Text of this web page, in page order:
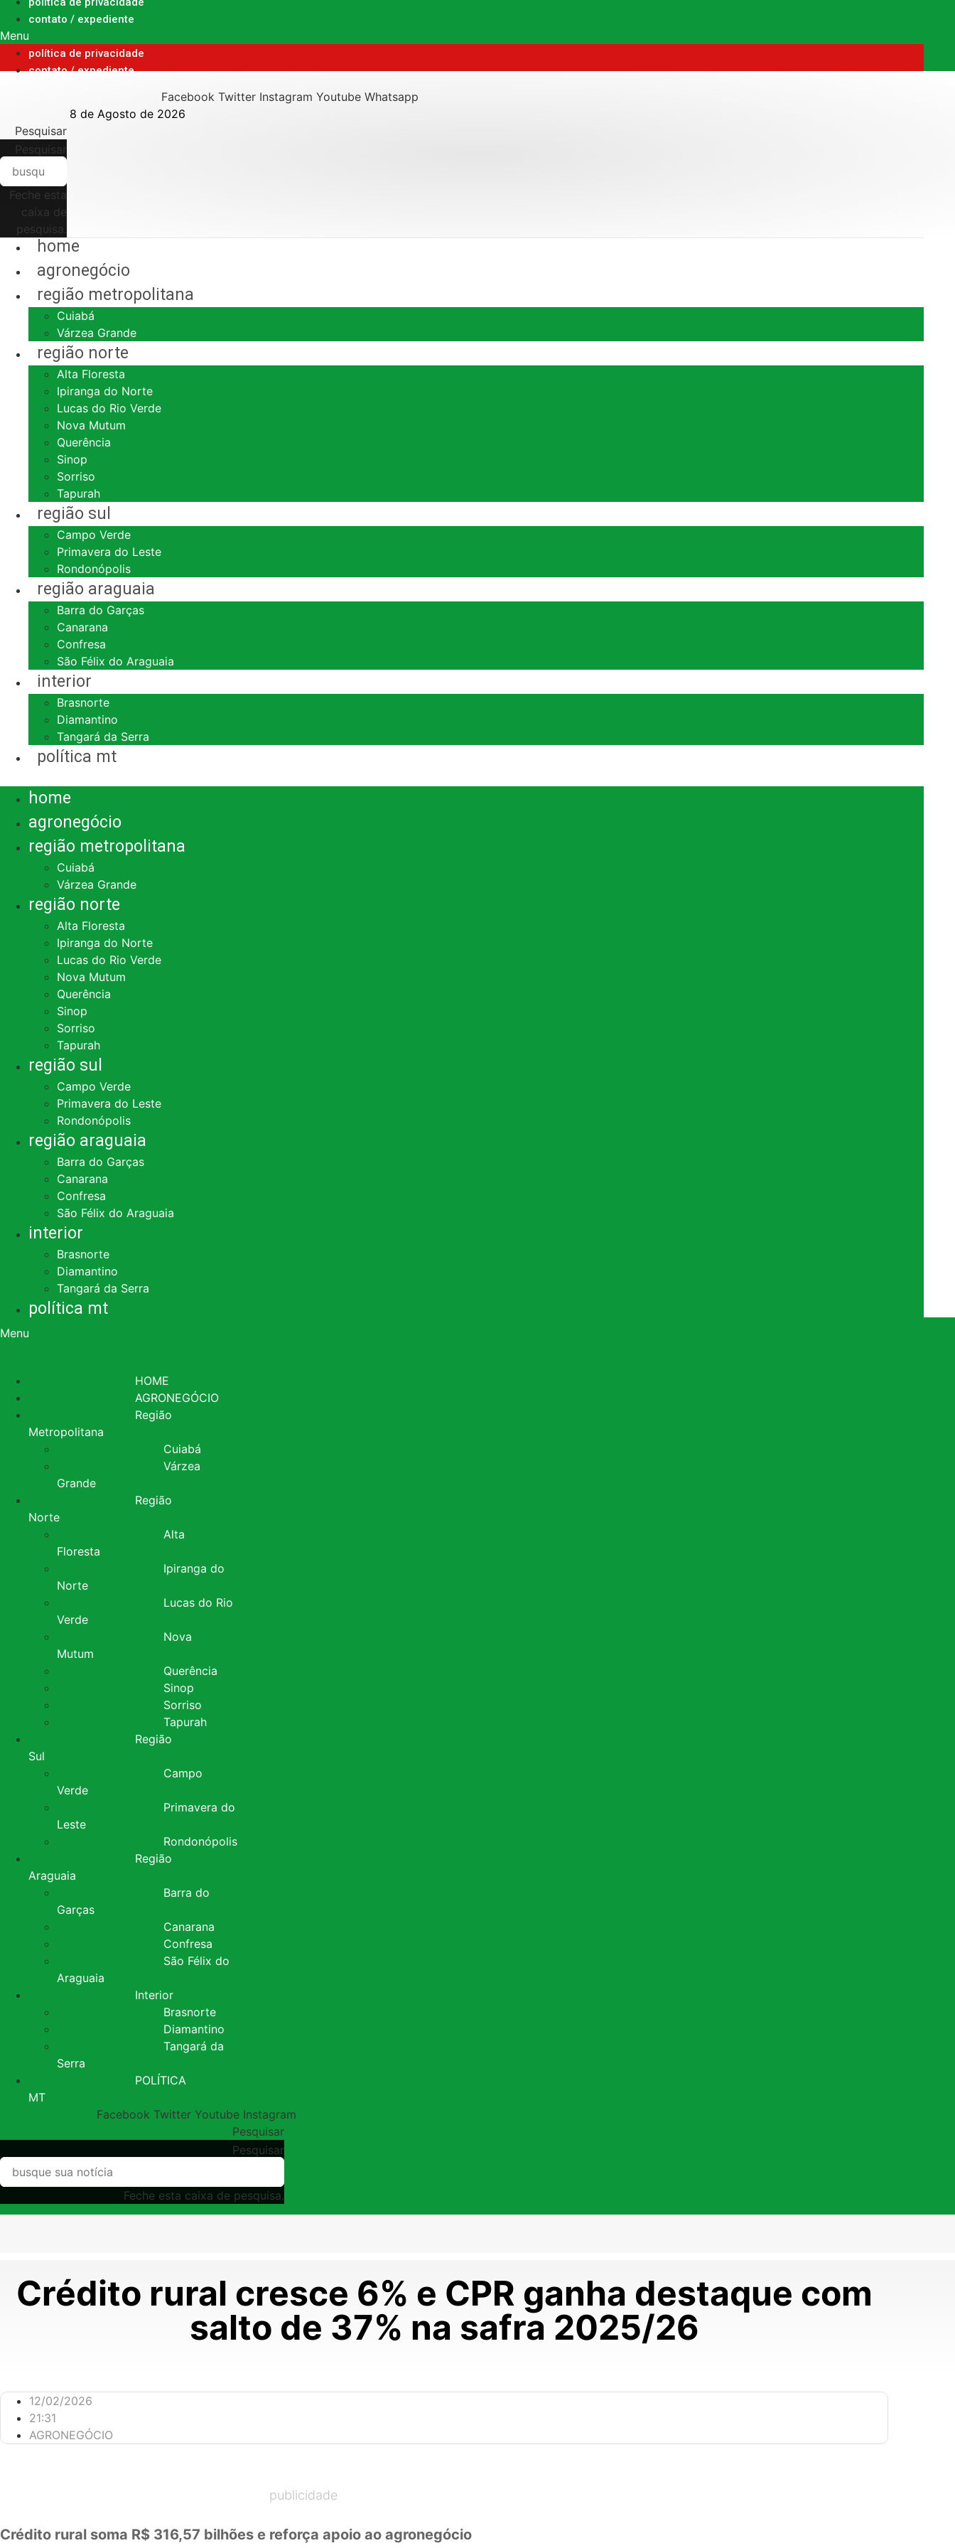
para
o
conteúdo
contato / expediente
Menu
política de privacidade
contato / expediente
Facebook Twitter Instagram Youtube Whatsapp
8 de Agosto de 2026
Pesquisar
Pesquisar
Feche esta
caixa de
pesquisa.
home
agronegócio
região metropolitana
Cuiabá
Várzea Grande
região norte
Alta Floresta
Ipiranga do Norte
Lucas do Rio Verde
Nova Mutum
Querência
Sinop
Sorriso
Tapurah
região sul
Campo Verde
Primavera do Leste
Rondonópolis
região araguaia
Barra do Garças
Canarana
Confresa
São Félix do Araguaia
interior
Brasnorte
Diamantino
Tangará da Serra
política mt
home
agronegócio
região metropolitana
Cuiabá
Várzea Grande
região norte
Alta Floresta
Ipiranga do Norte
Lucas do Rio Verde
Nova Mutum
Querência
Sinop
Sorriso
Tapurah
região sul
Campo Verde
Primavera do Leste
Rondonópolis
região araguaia
Barra do Garças
Canarana
Confresa
São Félix do Araguaia
interior
Brasnorte
Diamantino
Tangará da Serra
política mt
Menu
HOME
AGRONEGÓCIO
Região
Metropolitana
Cuiabá
Várzea
Grande
Região
Norte
Alta
Floresta
Ipiranga do
Norte
Lucas do Rio
Verde
Nova
Mutum
Querência
Sinop
Sorriso
Tapurah
Região
Sul
Campo
Verde
Primavera do
Leste
Rondonópolis
Região
Araguaia
Barra do
Garças
Canarana
Confresa
São Félix do
Araguaia
Interior
Brasnorte
Diamantino
Tangará da
Serra
POLÍTICA
MT
Facebook Twitter Youtube Instagram
Pesquisar
Pesquisar
Feche esta caixa de pesquisa.
Crédito rural cresce 6% e CPR ganha destaque com
salto de 37% na safra 2025/26
12/02/2026
21:31
AGRONEGÓCIO
publicidade
Crédito rural soma R$ 316,57 bilhões e reforça apoio ao agronegócio